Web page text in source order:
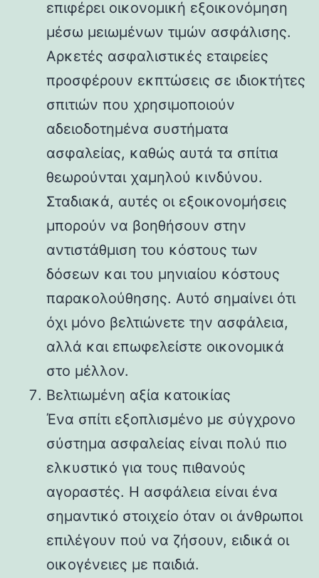
επιφέρει οικονομική εξοικονόμηση
μέσω μειωμένων τιμών ασφάλισης.
Αρκετές ασφαλιστικές εταιρείες
προσφέρουν εκπτώσεις σε ιδιοκτήτες
σπιτιών που χρησιμοποιούν
αδειοδοτημένα συστήματα
ασφαλείας, καθώς αυτά τα σπίτια
θεωρούνται χαμηλού κινδύνου.
Σταδιακά, αυτές οι εξοικονομήσεις
μπορούν να βοηθήσουν στην
αντιστάθμιση του κόστους των
δόσεων και του μηνιαίου κόστους
παρακολούθησης. Αυτό σημαίνει ότι
όχι μόνο βελτιώνετε την ασφάλεια,
αλλά και επωφελείστε οικονομικά
στο μέλλον.
Βελτιωμένη αξία κατοικίας
Ένα σπίτι εξοπλισμένο με σύγχρονο
σύστημα ασφαλείας είναι πολύ πιο
ελκυστικό για τους πιθανούς
αγοραστές. Η ασφάλεια είναι ένα
σημαντικό στοιχείο όταν οι άνθρωποι
επιλέγουν πού να ζήσουν, ειδικά οι
οικογένειες με παιδιά.